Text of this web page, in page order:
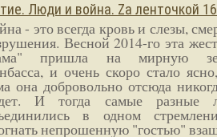
Люди и война. Zа ленточкой
- это всегда кровь и слезы,
Весной 2014-го эта
пришла на мирную
и очень скоро стало
она добровольно отсюда
И тогда самые разные
в одном
непрошенную "гостью"